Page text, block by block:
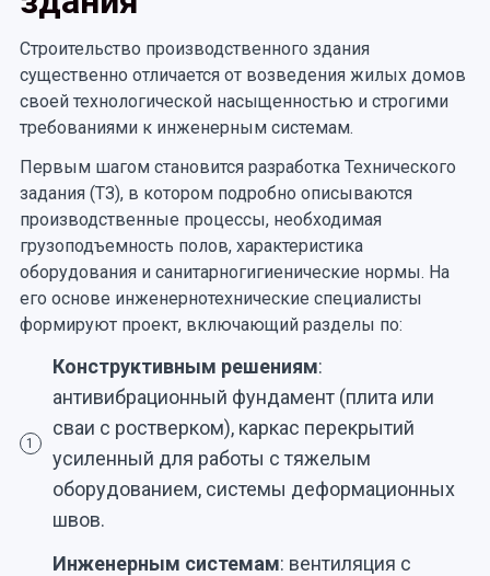
Строительство производственного здания
существенно отличается от возведения жилых домов
своей технологической насыщенностью и строгими
требованиями к инженерным системам.
Первым шагом становится разработка Технического
задания (ТЗ), в котором подробно описываются
производственные процессы, необходимая
грузоподъемность полов, характеристика
оборудования и санитарногигиенические нормы. На
его основе инженернотехнические специалисты
формируют проект, включающий разделы по:
1
Конструктивным решениям:
антивибрационный фундамент (плита или
сваи с ростверком), каркас перекрытий
усиленный для работы с тяжелым
оборудованием, системы деформационных
швов.
Инженерным системам: вентиляция с